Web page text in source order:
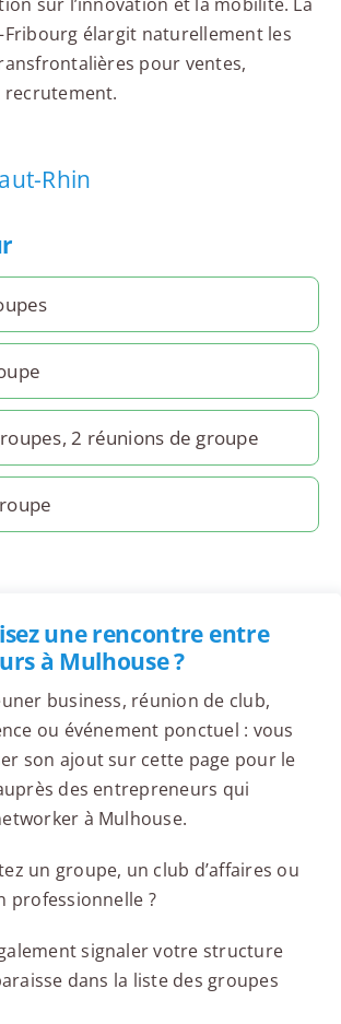
élargit naturellement les
pour ventes,
Rhin
2 réunions de groupe
une rencontre entre
à Mulhouse ?
business, réunion de club,
ou événement ponctuel : vous
son ajout sur cette page pour le
des entrepreneurs qui
à Mulhouse.
un groupe, un club d’affaires ou
professionnelle ?
signaler votre structure
dans la liste des groupes